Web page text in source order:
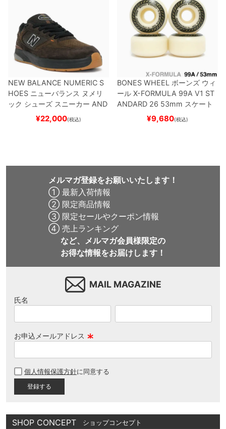
NEW BALANCE NUMERIC S
HOES ニューバランス ヌメリ
ック シューズ スニーカー AND
REW REYNOLDS 933
BROWN/BLACK
スケート
¥22,000(税込)
BONES WHEEL ボーンズ ウィ
ール X-FORMULA 99A V1 ST
ANDARD 26 53mm スケート
ボード スケボー
¥9,680(税込)
メルマガ登録をお願いいたします！
① 最新入荷情報
② 限定商品情報
③ 限定セールやクーポン情報
④ 売上ランキング
など、メルマガ会員様限定の
お得な情報をお届けします！
MAIL MAGAZINE
氏名
お申込メールアドレス
須
個人情報保護方針に同意する
SHOP CONCEPT ショップコンセプト